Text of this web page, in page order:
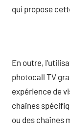
qui propose
En outre,
photocall TV
expérience de
chaînes
ou des chaînes